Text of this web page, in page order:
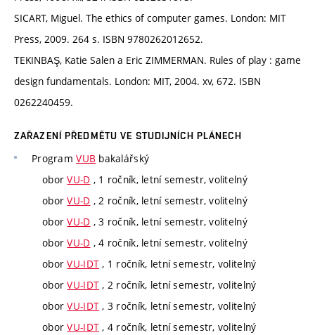
SICART, Miguel. The ethics of computer games. London: MIT
Press, 2009. 264 s. ISBN 9780262012652.
TEKINBAŞ, Katie Salen a Eric ZIMMERMAN. Rules of play : game
design fundamentals. London: MIT, 2004. xv, 672. ISBN
0262240459.
ZAŘAZENÍ PŘEDMĚTU VE STUDIJNÍCH PLÁNECH
ProgramVUB bakalářský
oborVU-D , 1 ročník, letní semestr, volitelný
oborVU-D , 2 ročník, letní semestr, volitelný
oborVU-D , 3 ročník, letní semestr, volitelný
oborVU-D , 4 ročník, letní semestr, volitelný
oborVU-IDT , 1 ročník, letní semestr, volitelný
oborVU-IDT , 2 ročník, letní semestr, volitelný
oborVU-IDT , 3 ročník, letní semestr, volitelný
oborVU-IDT , 4 ročník, letní semestr, volitelný